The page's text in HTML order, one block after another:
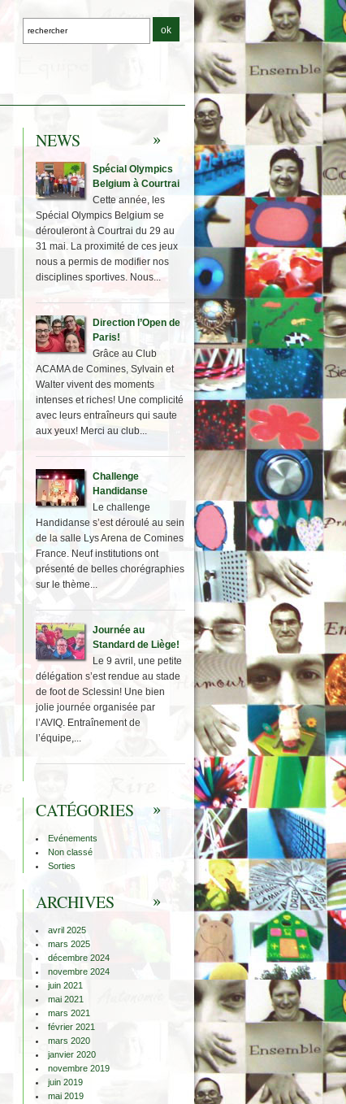
NEWS
Spécial Olympics
Belgium à Courtrai
Cette année, les
Spécial Olympics Belgium se
dérouleront à Courtrai du 29 au
31 mai. La proximité de ces jeux
nous a permis de modifier nos
disciplines sportives. Nous...
Direction l’Open de
Paris!
Grâce au Club
ACAMA de Comines, Sylvain et
Walter vivent des moments
intenses et riches! Une complicité
avec leurs entraîneurs qui saute
aux yeux! Merci au club...
Challenge
Handidanse
Le challenge
Handidanse s’est déroulé au sein
de la salle Lys Arena de Comines
France. Neuf institutions ont
présenté de belles chorégraphies
sur le thème...
Journée au
Standard de Liège!
Le 9 avril, une petite
délégation s’est rendue au stade
de foot de Sclessin! Une bien
jolie journée organisée par
l’AVIQ. Entraînement de
l’équipe,...
CATÉGORIES
Evénements
Non classé
Sorties
ARCHIVES
avril 2025
mars 2025
décembre 2024
novembre 2024
juin 2021
mai 2021
mars 2021
février 2021
mars 2020
janvier 2020
novembre 2019
juin 2019
mai 2019